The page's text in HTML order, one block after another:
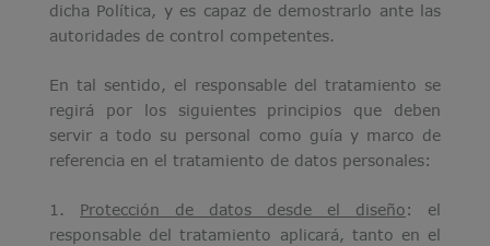
dicha Política, y es capaz de demostrarlo ante las
autoridades de control competentes.
En tal sentido, el responsable del tratamiento se
regirá por los siguientes principios que deben
servir a todo su personal como guía y marco de
referencia en el tratamiento de datos personales:
1. Protección de datos desde el diseño: el
responsable del tratamiento aplicará, tanto en el